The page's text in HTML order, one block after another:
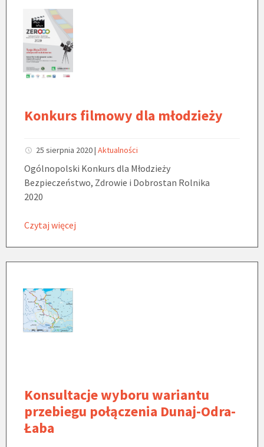
Konkurs filmowy dla młodzieży
25 sierpnia 2020| Aktualności
Ogólnopolski Konkurs dla Młodzieży
Bezpieczeństwo, Zdrowie i Dobrostan Rolnika
2020
Czytaj więcej
Konsultacje wyboru wariantu
przebiegu połączenia Dunaj-Odra-
Łaba